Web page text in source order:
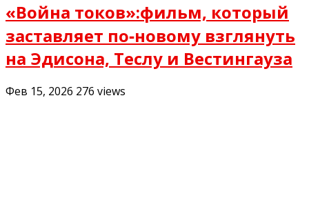
«Война токов»:фильм, который
заставляет по‑новому взглянуть
на Эдисона, Теслу и Вестингауза
Фев 15, 2026 276 views